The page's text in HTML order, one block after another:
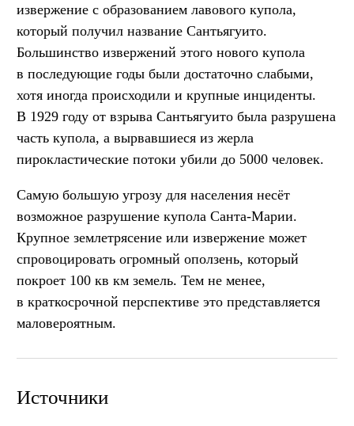
извержение с образованием лавового купола,
который получил название Сантьягуито.
Большинство извержений этого нового купола
в последующие годы были достаточно слабыми,
хотя иногда происходили и крупные инциденты.
В 1929 году от взрыва Сантьягуито была разрушена
часть купола, а вырвавшиеся из жерла
пирокластические потоки убили до 5000 человек.
Самую большую угрозу для населения несёт
возможное разрушение купола Санта-Марии.
Крупное землетрясение или извержение может
спровоцировать огромный оползень, который
покроет 100 кв км земель. Тем не менее,
в краткосрочной перспективе это представляется
маловероятным.
Источники